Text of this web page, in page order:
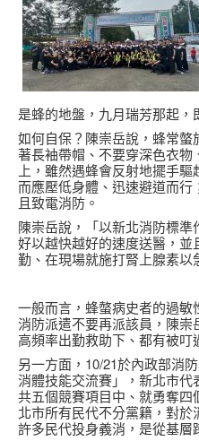
是蜂的地盤，九月瑞芳那起，
如何自保？陳崇岳說，蜂常螫
著長袖帶帽、不要穿深色衣
上，雖然遇蜂會反射地擺手
而應壓低身體、迅速避道而
且致電消防。
陳崇岳說，「以新北消防標準
好以越快越好的速度送醫，
勤、在現場就施打腎上腺素以
一般而言，蜂螫病史者的過
消防派遣不要再派該員，陳
高頻率出勤救助下、都有被叮
另一方面，10/21於內政部消
消體技能交流賽」，新北市代
共五個競賽項目中、就勇奪
北市所有民代不分黨籍，對
許多民代投身義消，是從基層